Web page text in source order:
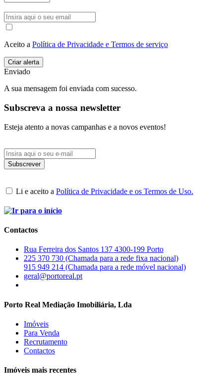
Aceito a Política de Privacidade e Termos de serviço
Enviado
A sua mensagem foi enviada com sucesso.
Subscreva a nossa newsletter
Esteja atento a novas campanhas e a novos eventos!
Li e aceito a Política de Privacidade e os Termos de Uso.
Contactos
Rua Ferreira dos Santos 137 4300-199 Porto
225 370 730 (Chamada para a rede fixa nacional)
915 949 214 (Chamada para a rede móvel nacional)
geral@portoreal.pt
Porto Real Mediação Imobiliária, Lda
Imóveis
Para Venda
Recrutamento
Contactos
Imóveis mais recentes